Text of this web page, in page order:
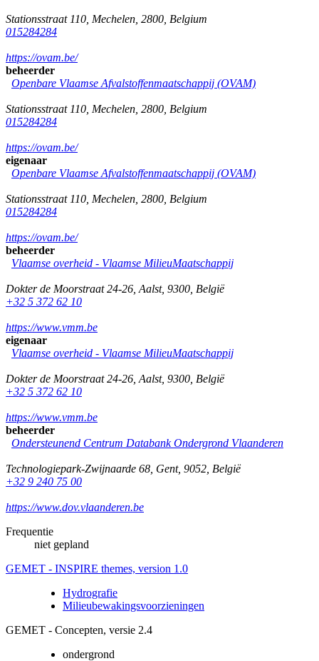
Stationsstraat 110 Mechelen 2800 Belgium
015284284
https://ovam.be/
beheerder
Openbare Vlaamse Afvalstoffenmaatschappij (OVAM)
Stationsstraat 110 Mechelen 2800 Belgium
015284284
https://ovam.be/
eigenaar
Openbare Vlaamse Afvalstoffenmaatschappij (OVAM)
Stationsstraat 110 Mechelen 2800 Belgium
015284284
https://ovam.be/
beheerder
Vlaamse overheid - Vlaamse MilieuMaatschappij
Dokter de Moorstraat 24-26 Aalst, 9300 België
+32 5 372 62 10
https://www.vmm.be
eigenaar
Vlaamse overheid - Vlaamse MilieuMaatschappij
Dokter de Moorstraat 24-26 Aalst, 9300 België
+32 5 372 62 10
https://www.vmm.be
beheerder
Ondersteunend Centrum Databank Ondergrond Vlaanderen
Technologiepark-Zwijnaarde 68 Gent, 9052 België
+32 9 240 75 00
https://www.dov.vlaanderen.be
Frequentie
niet gepland
GEMET - INSPIRE themes, version 1.0
Hydrografie
Milieubewakingsvoorzieningen
GEMET - Concepten, versie 2.4
ondergrond